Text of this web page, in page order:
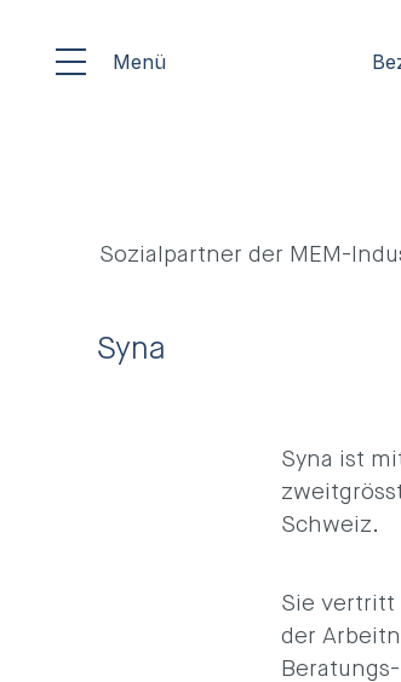
Menü
Sozialpartner der MEM-
Syna
Syna ist
Schweiz.
Sie vertritt
der